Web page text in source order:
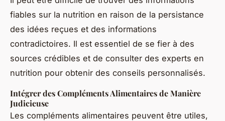
fiables sur la nutrition en raison de la persistance
des idées reçues et des informations
contradictoires. Il est essentiel de se fier à des
sources crédibles et de consulter des experts en
nutrition pour obtenir des conseils personnalisés.
Intégrer des Compléments Alimentaires de Manière
Judicieuse
Les compléments alimentaires peuvent être utiles,